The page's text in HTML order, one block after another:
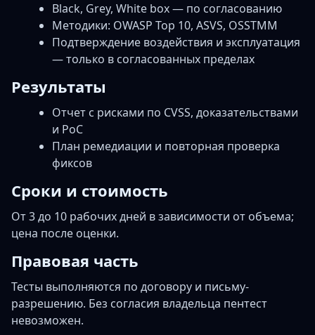
Black, Grey, White box — по согласованию
Методики: OWASP Top 10, ASVS, OSSTMM
Подтверждение воздействия и эксплуатация
— только в согласованных пределах
Результаты
Отчет с рисками по CVSS, доказательствами
и PoC
План ремедиации и повторная проверка
фиксов
Сроки и стоимость
От 3 до 10 рабочих дней в зависимости от объема;
цена после оценки.
Правовая часть
Тесты выполняются по договору и письму-
разрешению. Без согласия владельца пентест
невозможен.